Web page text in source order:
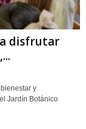
disfrutar
y
Jardín Botánico